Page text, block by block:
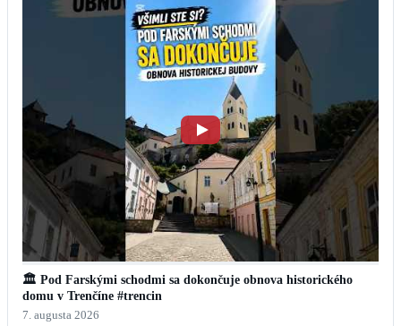
🏛️ Pod Farskými schodmi sa dokončuje obnova historického
domu v Trenčíne #trencin
7. augusta 2026